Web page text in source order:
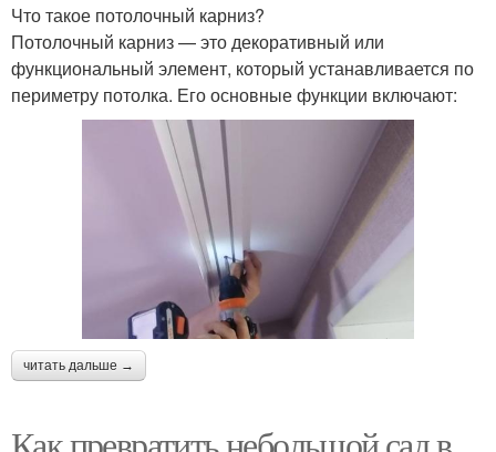
Что такое потолочный карниз?
Потолочный карниз — это декоративный или
функциональный элемент, который устанавливается по
периметру потолка. Его основные функции включают:
читать дальше →